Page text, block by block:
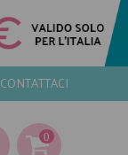
CONTATTACI
0